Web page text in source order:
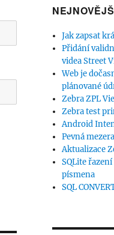
Jak zapsat
Přidání
videa Street
Web je
plánované
Zebra ZPL
Zebra test
Android
Pevná mezera
Aktualizace
SQLite
písmena
SQL